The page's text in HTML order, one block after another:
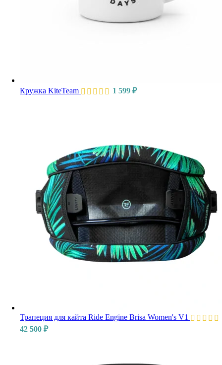
Кружка KiteTeam 1 599 ₽
Трапеция для кайта Ride Engine Brisa Women's V1
42 500 ₽